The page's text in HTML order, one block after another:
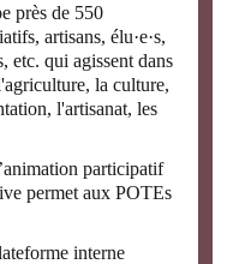
près de 550
artisans, élu·e·s,
etc. qui agissent dans
la culture,
l'artisanat, les
participatif
permet aux POTEs
interne